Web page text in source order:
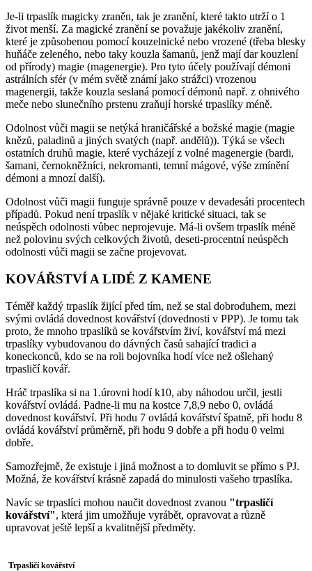
Je-li trpaslík magicky zraněn, tak je zranění, které takto utrží o 1
život menší. Za magické zranění se považuje jakékoliv zranění,
které je způsobenou pomocí kouzelnické nebo vrozené (třeba blesky
huňáče zeleného, nebo taky kouzla šamanů, jenž mají dar kouzlení
od přírody) magie (magenergie). Pro tyto účely používají démoni
astrálních sfér (v mém světě známí jako strážci) vrozenou
magenergii, takže kouzla seslaná pomocí démonů např. z ohnivého
meče nebo slunečního prstenu zraňují horské trpaslíky méně.
Odolnost vůči magii se netýká hraničářské a božské magie (magie
knězů, paladinů a jiných svatých (např. andělů)). Týká se všech
ostatních druhů magie, které vycházejí z volné magenergie (bardi,
šamani, černokněžníci, nekromanti, temní mágové, výše zmínění
démoni a mnozí další).
Odolnost vůči magii funguje správně pouze v devadesáti procentech
případů. Pokud není trpaslík v nějaké kritické situaci, tak se
neúspěch odolnosti vůbec neprojevuje. Má-li ovšem trpaslík méně
než polovinu svých celkových životů, deseti-procentní neúspěch
odolnosti vůči magii se začne projevovat.
KOVÁŘSTVÍ A LIDÉ Z KAMENE
Téměř každý trpaslík žijící před tím, než se stal dobroduhem, mezi
svými ovládá dovednost kovářství (dovednosti v PPP). Je tomu tak
proto, že mnoho trpaslíků se kovářstvím živí, kovářství má mezi
trpaslíky vybudovanou do dávných časů sahající tradici a
koneckonců, kdo se na roli bojovníka hodí více než ošlehaný
trpasličí kovář.
Hráč trpaslíka si na 1.úrovni hodí k10, aby náhodou určil, jestli
kovářství ovládá. Padne-li mu na kostce 7,8,9 nebo 0, ovládá
dovednost kovářství. Při hodu 7 ovládá kovářství špatně, při hodu 8
ovládá kovářství průměrně, při hodu 9 dobře a při hodu 0 velmi
dobře.
Samozřejmě, že existuje i jiná možnost a to domluvit se přímo s PJ.
Možná, že kovářství krásně zapadá do minulosti vašeho trpaslíka.
Navíc se trpaslíci mohou naučit dovednost zvanou "trpasličí
kovářství", která jim umožňuje vyrábět, opravovat a různě
upravovat ještě lepší a kvalitnější předměty.
Trpasličí kovářství